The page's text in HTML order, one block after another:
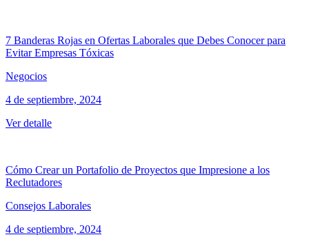
7 Banderas Rojas en Ofertas Laborales que Debes Conocer para
Evitar Empresas Tóxicas
Negocios
4 de septiembre, 2024
Ver detalle
Cómo Crear un Portafolio de Proyectos que Impresione a los
Reclutadores
Consejos Laborales
4 de septiembre, 2024